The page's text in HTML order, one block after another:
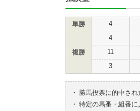
単勝 4
複勝
4
11
3
・
勝馬投票に的中さ
・ 特定の馬番・組番に